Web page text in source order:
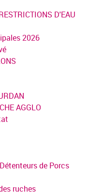
D'EAU
2026
AGGLO
de Porcs
ruches